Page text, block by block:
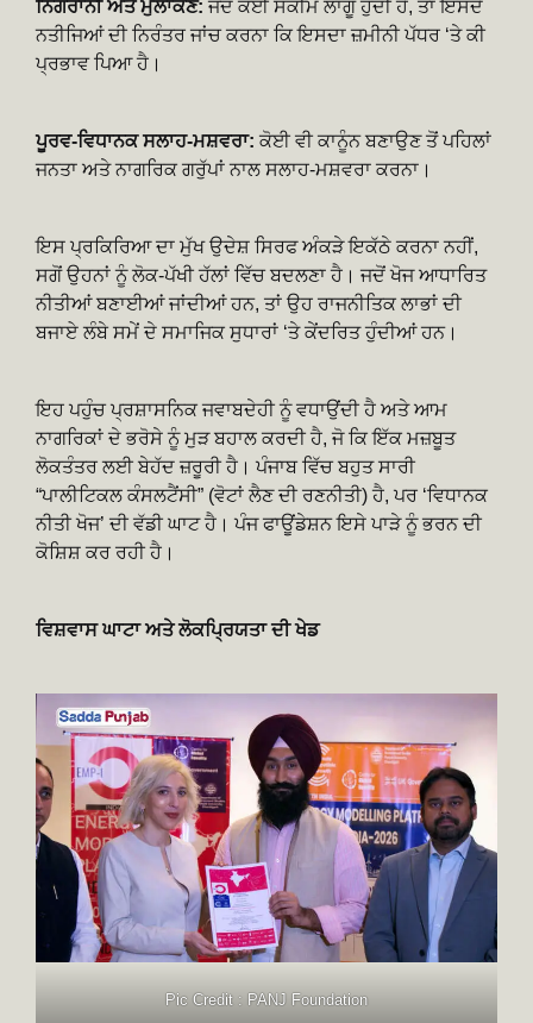
ਨਿਗਰਾਨੀ ਅਤੇ ਮੁਲਾਂਕਣ: ਜਦੋਂ ਕੋਈ ਸਕੀਮ ਲਾਗੂ ਹੁੰਦੀ ਹੈ, ਤਾਂ ਇਸਦੇ
ਨਤੀਜਿਆਂ ਦੀ ਨਿਰੰਤਰ ਜਾਂਚ ਕਰਨਾ ਕਿ ਇਸਦਾ ਜ਼ਮੀਨੀ ਪੱਧਰ ‘ਤੇ ਕੀ
ਪ੍ਰਭਾਵ ਪਿਆ ਹੈ।
ਪੂਰਵ-ਵਿਧਾਨਕ ਸਲਾਹ-ਮਸ਼ਵਰਾ: ਕੋਈ ਵੀ ਕਾਨੂੰਨ ਬਣਾਉਣ ਤੋਂ ਪਹਿਲਾਂ
ਜਨਤਾ ਅਤੇ ਨਾਗਰਿਕ ਗਰੁੱਪਾਂ ਨਾਲ ਸਲਾਹ-ਮਸ਼ਵਰਾ ਕਰਨਾ।
ਇਸ ਪ੍ਰਕਿਰਿਆ ਦਾ ਮੁੱਖ ਉਦੇਸ਼ ਸਿਰਫ ਅੰਕੜੇ ਇਕੱਠੇ ਕਰਨਾ ਨਹੀਂ,
ਸਗੋਂ ਉਹਨਾਂ ਨੂੰ ਲੋਕ-ਪੱਖੀ ਹੱਲਾਂ ਵਿੱਚ ਬਦਲਣਾ ਹੈ। ਜਦੋਂ ਖੋਜ ਆਧਾਰਿਤ
ਨੀਤੀਆਂ ਬਣਾਈਆਂ ਜਾਂਦੀਆਂ ਹਨ, ਤਾਂ ਉਹ ਰਾਜਨੀਤਿਕ ਲਾਭਾਂ ਦੀ
ਬਜਾਏ ਲੰਬੇ ਸਮੇਂ ਦੇ ਸਮਾਜਿਕ ਸੁਧਾਰਾਂ ‘ਤੇ ਕੇਂਦਰਿਤ ਹੁੰਦੀਆਂ ਹਨ।
ਇਹ ਪਹੁੰਚ ਪ੍ਰਸ਼ਾਸਨਿਕ ਜਵਾਬਦੇਹੀ ਨੂੰ ਵਧਾਉਂਦੀ ਹੈ ਅਤੇ ਆਮ
ਨਾਗਰਿਕਾਂ ਦੇ ਭਰੋਸੇ ਨੂੰ ਮੁੜ ਬਹਾਲ ਕਰਦੀ ਹੈ, ਜੋ ਕਿ ਇੱਕ ਮਜ਼ਬੂਤ
ਲੋਕਤੰਤਰ ਲਈ ਬੇਹੱਦ ਜ਼ਰੂਰੀ ਹੈ। ਪੰਜਾਬ ਵਿੱਚ ਬਹੁਤ ਸਾਰੀ
“ਪਾਲੀਟਿਕਲ ਕੰਸਲਟੈਂਸੀ” (ਵੋਟਾਂ ਲੈਣ ਦੀ ਰਣਨੀਤੀ) ਹੈ, ਪਰ ‘ਵਿਧਾਨਕ
ਨੀਤੀ ਖੋਜ’ ਦੀ ਵੱਡੀ ਘਾਟ ਹੈ। ਪੰਜ ਫਾਊਂਡੇਸ਼ਨ ਇਸੇ ਪਾੜੇ ਨੂੰ ਭਰਨ ਦੀ
ਕੋਸ਼ਿਸ਼ ਕਰ ਰਹੀ ਹੈ।
ਵਿਸ਼ਵਾਸ ਘਾਟਾ ਅਤੇ ਲੋਕਪ੍ਰਿਯਤਾ ਦੀ ਖੇਡ
Pic Credit : PANJ Foundation